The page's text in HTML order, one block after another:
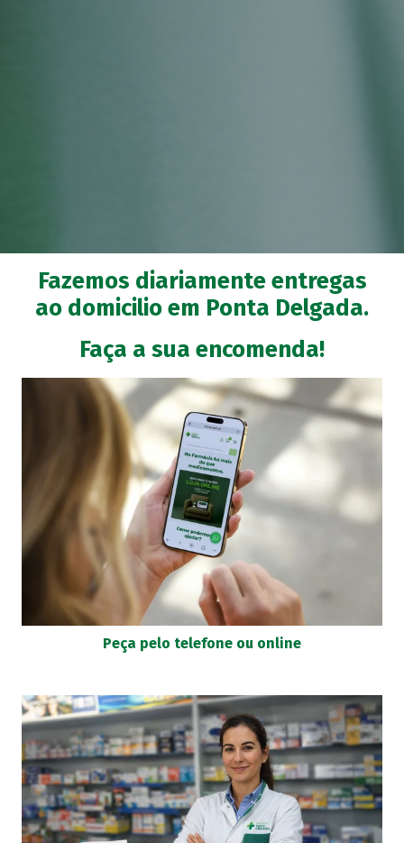
Fazemos diariamente entregas
ao domicilio em Ponta Delgada.
Faça a sua encomenda!
Peça pelo telefone ou online